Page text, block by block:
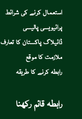
استعمال کرنے کی شرائط
پرائیویسی پالیسی
ڈائیلاگ پاکستان کا تعارف
ملازمت کا موقع
رابطہ کرنے کا طریقہ
رابطہ قائم رکھنا